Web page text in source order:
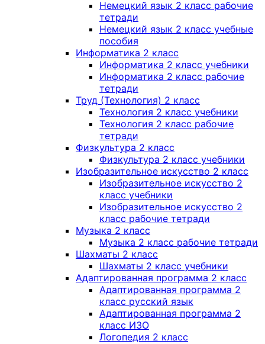
Немецкий язык 2 класс рабочие
тетради
Немецкий язык 2 класс учебные
пособия
Информатика 2 класс
Информатика 2 класс учебники
Информатика 2 класс рабочие
тетради
Труд (Технология) 2 класс
Технология 2 класс учебники
Технология 2 класс рабочие
тетради
Физкультура 2 класс
Физкультура 2 класс учебники
Изобразительное искусство 2 класс
Изобразительное искусство 2
класс учебники
Изобразительное искусство 2
класс рабочие тетради
Музыка 2 класс
Музыка 2 класс рабочие тетради
Шахматы 2 класс
Шахматы 2 класс учебники
Адаптированная программа 2 класс
Адаптированная программа 2
класс русский язык
Адаптированная программа 2
класс ИЗО
Логопедия 2 класс